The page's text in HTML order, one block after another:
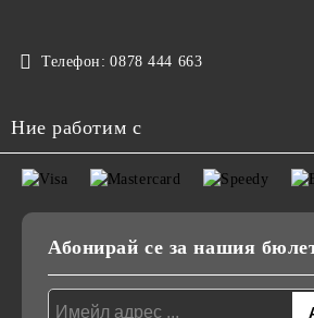
Телефон: 0878 444 663
Ние работим с
Абонирай се за нашия